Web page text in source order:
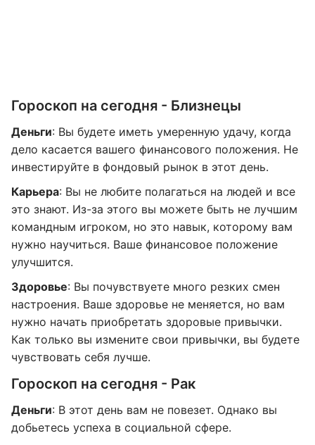
Гороскоп на сегодня - Близнецы
Деньги: Вы будете иметь умеренную удачу, когда
дело касается вашего финансового положения. Не
инвестируйте в фондовый рынок в этот день.
Карьера: Вы не любите полагаться на людей и все
это знают. Из-за этого вы можете быть не лучшим
командным игроком, но это навык, которому вам
нужно научиться. Ваше финансовое положение
улучшится.
Здоровье: Вы почувствуете много резких смен
настроения. Ваше здоровье не меняется, но вам
нужно начать приобретать здоровые привычки.
Как только вы измените свои привычки, вы будете
чувствовать себя лучше.
Гороскоп на сегодня - Рак
Деньги: В этот день вам не повезет. Однако вы
добьетесь успеха в социальной сфере.